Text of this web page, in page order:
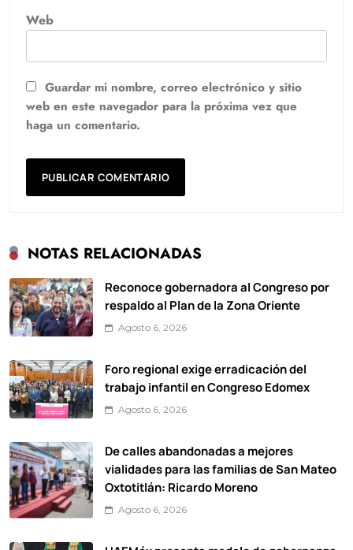
Web
Guardar mi nombre, correo electrónico y sitio
web en este navegador para la próxima vez que
haga un comentario.
NOTAS RELACIONADAS
Reconoce gobernadora al Congreso por
respaldo al Plan de la Zona Oriente
Agosto 6, 2026
Foro regional exige erradicación del
trabajo infantil en Congreso Edomex
Agosto 6, 2026
De calles abandonadas a mejores
vialidades para las familias de San Mateo
Oxtotitlán: Ricardo Moreno
Agosto 6, 2026